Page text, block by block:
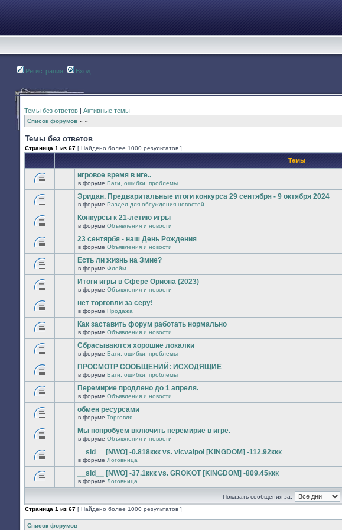
Регистрация Вход
Темы без ответов | Активные темы
Список форумов » »
Темы без ответов
Страница 1 из 67 [ Найдено более 1000 результатов ]
Темы
теме
нет
новых
непрочитанных
сообщений.
игровое время в иге..
в форуме Баги, ошибки, проблемы
теме
нет
новых
непрочитанных
сообщений.
Эридан. Предваритальные итоги конкурса 29 сентября - 9 октября 2024
в форуме Раздел для обсуждения новостей
теме
нет
новых
непрочитанных
сообщений.
Конкурсы к 21-летию игры
в форуме Объявления и новости
теме
нет
новых
непрочитанных
сообщений.
23 сентярбя - наш День Рождения
в форуме Объявления и новости
теме
нет
новых
непрочитанных
сообщений.
Есть ли жизнь на Змие?
в форуме Флейм
теме
нет
новых
непрочитанных
сообщений.
Итоги игры в Сфере Ориона (2023)
в форуме Объявления и новости
теме
нет
новых
непрочитанных
сообщений.
нет торговли за серу!
в форуме Продажа
теме
нет
новых
непрочитанных
сообщений.
Как заставить форум работать нормально
в форуме Объявления и новости
теме
нет
новых
непрочитанных
сообщений.
Сбрасываются хорошие локалки
в форуме Баги, ошибки, проблемы
теме
нет
новых
непрочитанных
сообщений.
ПРОСМОТР СООБЩЕНИЙ: ИСХОДЯЩИЕ
в форуме Баги, ошибки, проблемы
теме
нет
новых
непрочитанных
сообщений.
Перемирие продлено до 1 апреля.
в форуме Объявления и новости
теме
нет
новых
непрочитанных
сообщений.
обмен ресурсами
в форуме Торговля
теме
нет
новых
непрочитанных
сообщений.
Мы попробуем включить перемирие в игре.
в форуме Объявления и новости
теме
нет
новых
сообщений.
__sid__ [NWO] -0.818ккк vs. vicvalpol [KINGDOM] -112.92ккк
в форуме Логовница
нет
новых
сообщений.
__sid__ [NWO] -37.1ккк vs. GROKOT [KINGDOM] -809.45ккк
в форуме Логовница
Показать сообщения за:
Страница 1 из 67 [ Найдено более 1000 результатов ]
Список форумов